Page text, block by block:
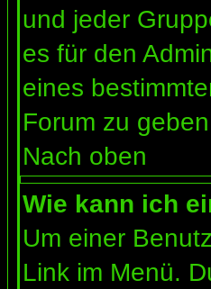
und jeder
es für den
eines
Forum zu
Nach oben
Wie kann ich
Um einer
Link im Menü.